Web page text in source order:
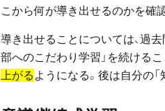
こから何が導き出せるのかを確
導き出せることについては、過
部へのこだわり学習」を続けるこ
上がる ようになる。後は自分の「